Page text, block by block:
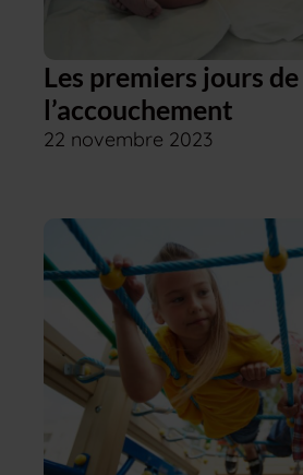
Les premiers jours
l’accouchement
22 novembre 2023